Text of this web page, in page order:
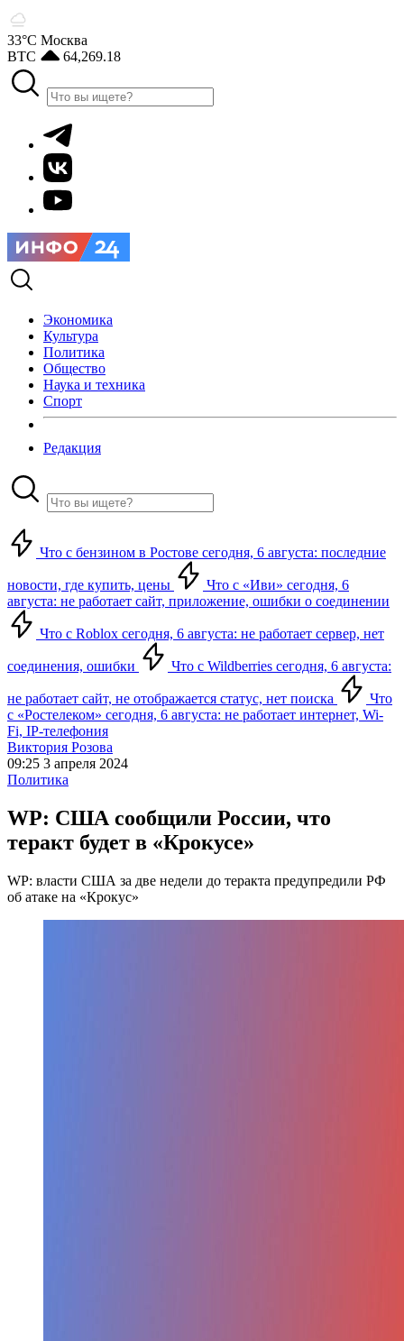
33°С Москва
BTC
64,269.18
Экономика
Культура
Политика
Общество
Наука и техника
Спорт
Редакция
Что с бензином в Ростове сегодня, 6 августа: последние
новости, где купить, цены
Что с «Иви» сегодня, 6
августа: не работает сайт, приложение, ошибки о соединении
Что с Roblox сегодня, 6 августа: не работает сервер, нет
соединения, ошибки Что с Wildberries сегодня, 6 августа:
не работает сайт, не отображается статус, нет поиска
Что
с «Ростелеком» сегодня, 6 августа: не работает интернет, Wi-
Fi, IP-телефония
Виктория Розова
09:25 3 апреля 2024
Политика
WP: США сообщили России, что
теракт будет в «Крокусе»
WP: власти США за две недели до теракта предупредили РФ
об атаке на «Крокус»